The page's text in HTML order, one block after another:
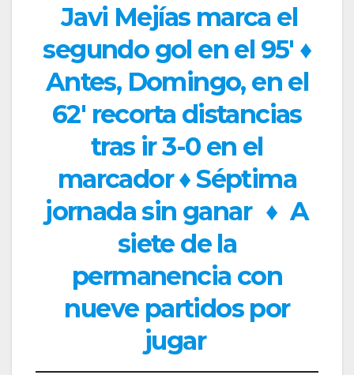
Javi Mejías marca el
segundo gol en el 95′ ♦
Antes, Domingo, en el
62′ recorta distancias
tras ir 3-0 en el
marcador ♦ Séptima
jornada sin ganar ♦ A
siete de la
permanencia con
nueve partidos por
jugar